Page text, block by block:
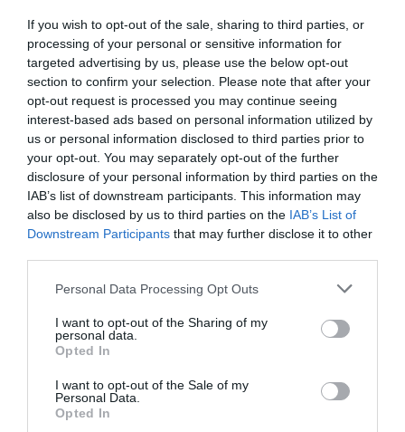
If you wish to opt-out of the sale, sharing to third parties, or
processing of your personal or sensitive information for
targeted advertising by us, please use the below opt-out
section to confirm your selection. Please note that after your
opt-out request is processed you may continue seeing
interest-based ads based on personal information utilized by
us or personal information disclosed to third parties prior to
your opt-out. You may separately opt-out of the further
disclosure of your personal information by third parties on the
IAB’s list of downstream participants. This information may
also be disclosed by us to third parties on the IAB’s List of
Downstream Participants that may further disclose it to other
Personal Data Processing Opt Outs
I want to opt-out of the Sharing of my
personal data.
Opted In
I want to opt-out of the Sale of my
Personal Data.
Opted In
Isabel Pantoja pierde dos pleitos con
Hacienda por 700.000 euros... suma y
sigue
Eulogio López
El IBEX 35 cerró la sesión del
miércoles en los 20.057 puntos,
un nuevo récord
Eulogio López
convertir al musulmán
Argumentos